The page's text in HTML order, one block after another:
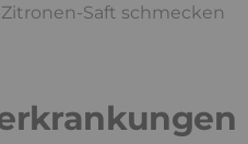
Saft schmecken